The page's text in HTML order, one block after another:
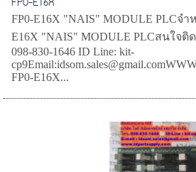
FP0-E16X
FP0-E16X "NAIS" MODULE PLCจ
E16X "NAIS" MODULE PLCสนใจติ
098-830-1646 ID Line: kit-
FP0-E16X...